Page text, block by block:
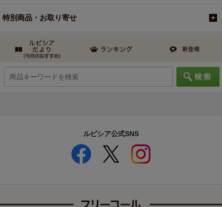
特別商品・お取り寄せ
ルピシア公式SNS